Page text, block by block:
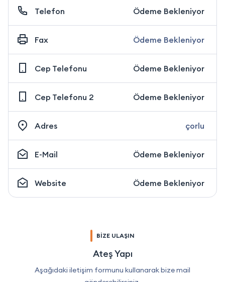
Telefon Ödeme Bekleniyor
Fax Ödeme Bekleniyor
Cep Telefonu Ödeme Bekleniyor
Cep Telefonu 2 Ödeme Bekleniyor
Adres çorlu
E-Mail Ödeme Bekleniyor
Website Ödeme Bekleniyor
BİZE ULAŞIN
Ateş Yapı
Aşağıdaki iletişim formunu kullanarak bize mail